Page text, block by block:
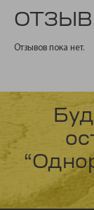
Отзывов пока нет.